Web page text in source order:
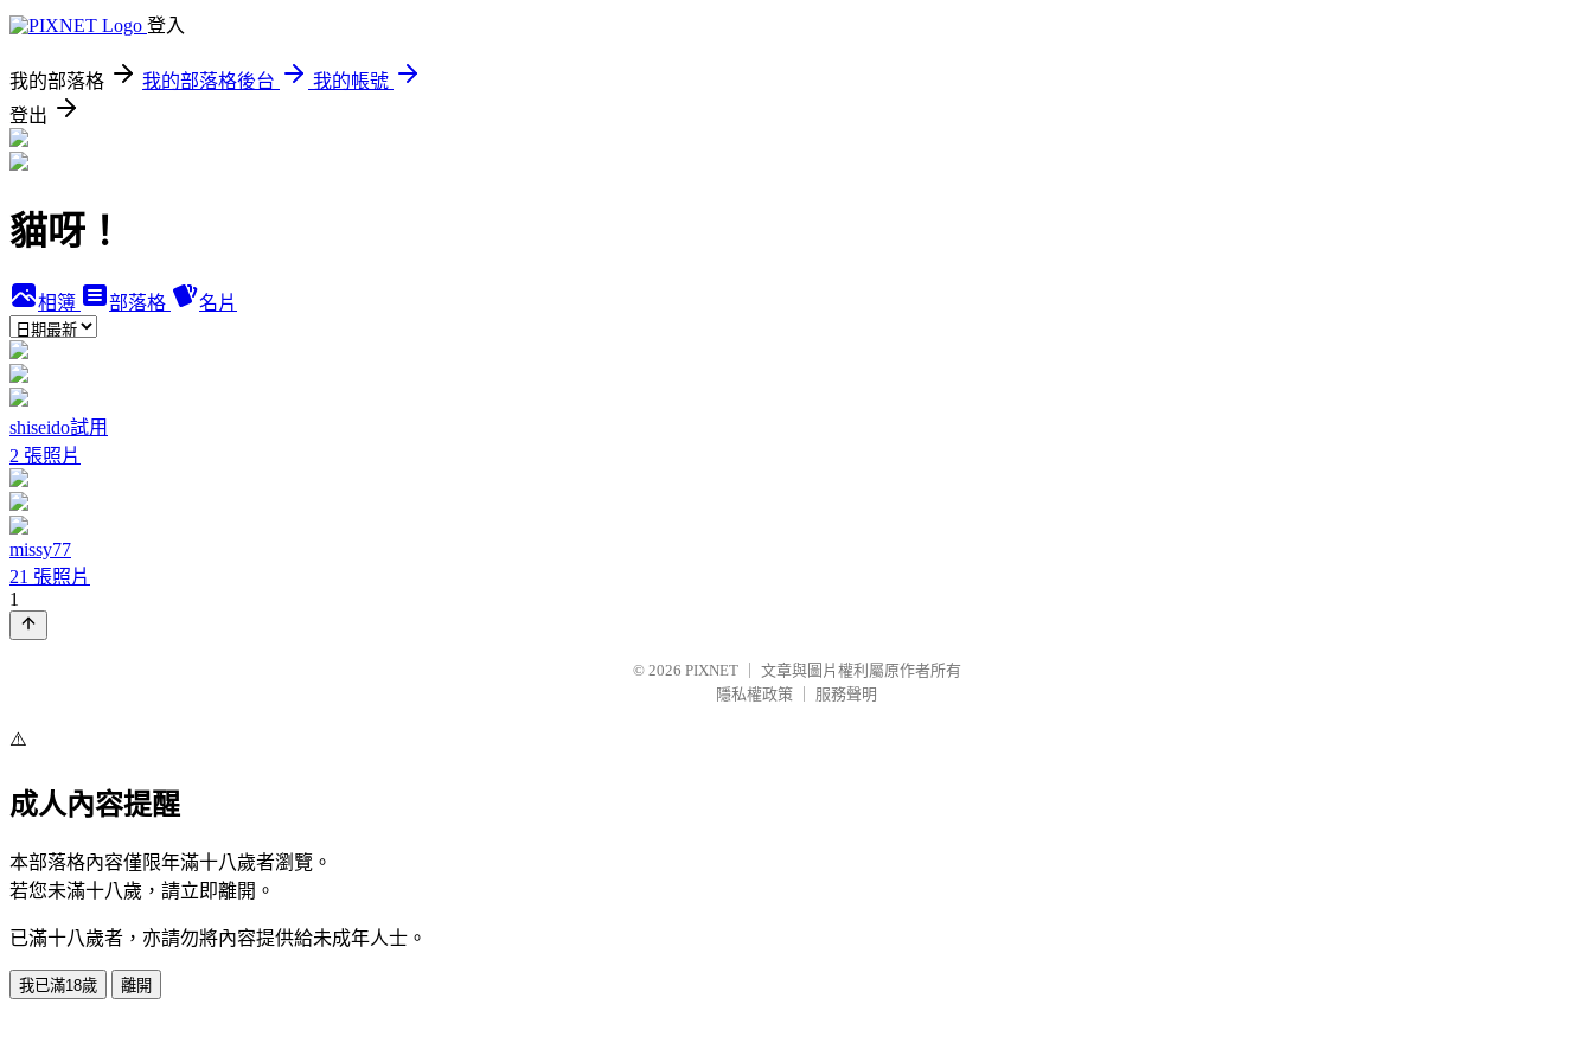
登入
我的部落格 我的部落格後台
我的帳號
登出
貓呀！
相簿 部落格 名片
shiseido試用
2 張照片
missy77
21 張照片
1
© 2026 PIXNET
文章與圖片權利屬原作者所有
隱私權政策
服務聲明
⚠️
成人內容提醒
本部落格內容僅限年滿十八歲者瀏覽。
若您未滿十八歲，請立即離開。
已滿十八歲者，亦請勿將內容提供給未成年人士。
我已滿18歲 離開